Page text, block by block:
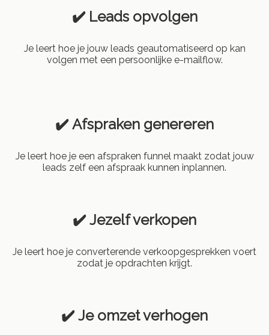
✔️ Leads opvolgen
Je leert hoe je jouw leads geautomatiseerd op kan
volgen met een persoonlijke e-mailflow.
✔️ Afspraken genereren
Je leert hoe je een afspraken funnel maakt zodat jouw
leads zelf een afspraak kunnen inplannen.
✔️ Jezelf verkopen
Je leert hoe je converterende verkoopgesprekken voert
zodat je opdrachten krijgt.
✔️ Je omzet verhogen